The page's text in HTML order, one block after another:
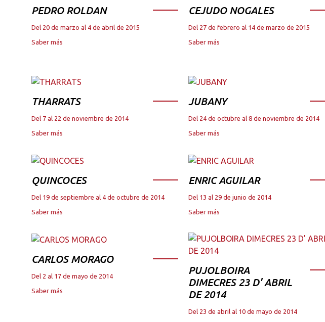
PEDRO ROLDAN
Del 20 de marzo al 4 de abril de 2015
Saber más
CEJUDO NOGALES
Del 27 de febrero al 14 de marzo de 2015
Saber más
THARRATS
Del 7 al 22 de noviembre de 2014
Saber más
JUBANY
Del 24 de octubre al 8 de noviembre de 2014
Saber más
QUINCOCES
Del 19 de septiembre al 4 de octubre de 2014
Saber más
ENRIC AGUILAR
Del 13 al 29 de junio de 2014
Saber más
CARLOS MORAGO
Del 2 al 17 de mayo de 2014
Saber más
PUJOLBOIRA
DIMECRES 23 D' ABRIL
DE 2014
Del 23 de abril al 10 de mayo de 2014